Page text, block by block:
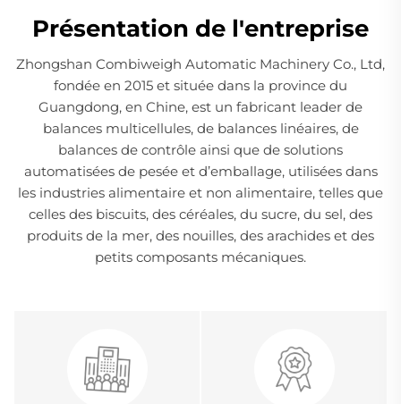
Présentation de l'entreprise
Zhongshan Combiweigh Automatic Machinery Co., Ltd,
fondée en 2015 et située dans la province du
Guangdong, en Chine, est un fabricant leader de
balances multicellules, de balances linéaires, de
balances de contrôle ainsi que de solutions
automatisées de pesée et d’emballage, utilisées dans
les industries alimentaire et non alimentaire, telles que
celles des biscuits, des céréales, du sucre, du sel, des
produits de la mer, des nouilles, des arachides et des
petits composants mécaniques.